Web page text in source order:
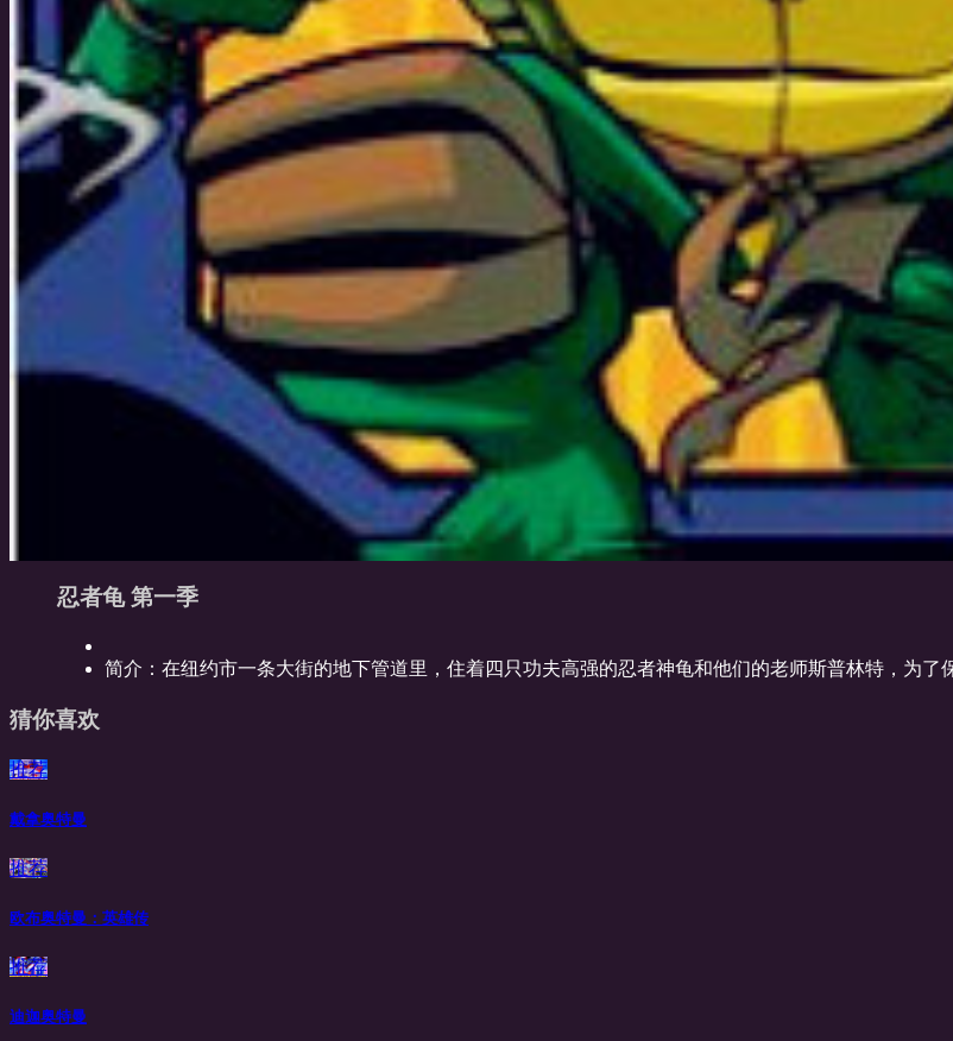
忍者龟 第一季
简介： 在纽约市一条大街的地下管道里，住着四只功夫高强的忍者神龟和他们的老师斯普林特，为
猜你喜欢
推荐
戴拿奥特曼
推荐
欧布奥特曼：英雄传
推荐
迪迦奥特曼